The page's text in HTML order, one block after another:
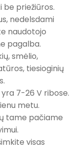
be priežiūros.
nedelsdami
naudotojo
pagalba.
smėlio,
tiesioginių
7-26 V ribose.
metu.
tame pačiame
visas